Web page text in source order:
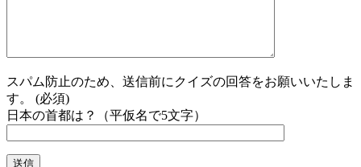
スパム防止のため、送信前にクイズの回答をお願いいたしま
す。 (必須)
日本の首都は？（平仮名で5文字）